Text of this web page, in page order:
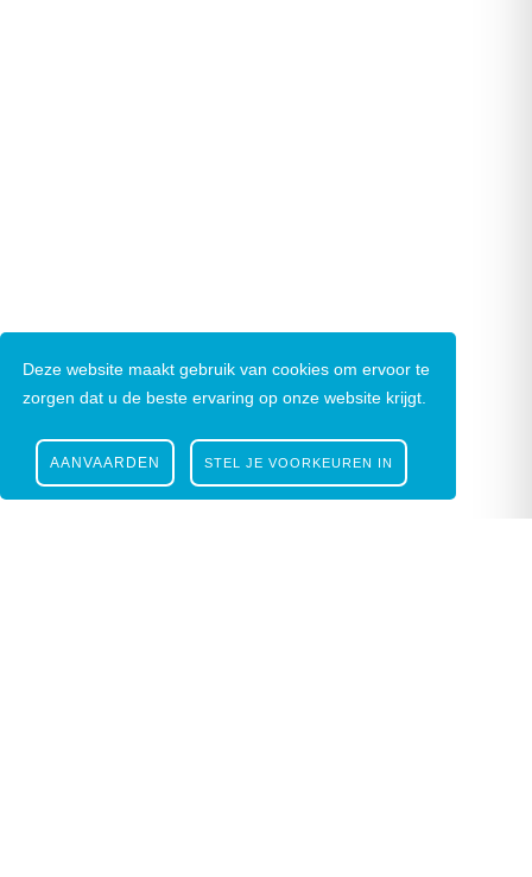
Deze website maakt gebruik van cookies om ervoor te
zorgen dat u de beste ervaring op onze website krijgt.
STEL JE VOORKEUREN IN
AANVAARDEN